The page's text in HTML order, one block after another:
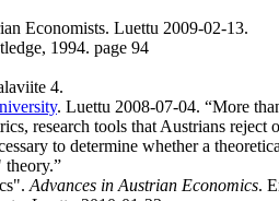
Economists. Luettu 2009-02-13.
1994. page 94
4.
. Luettu 2008-07-04. “More
research tools that Austrians
to determine whether a
theory.”
Advances in Austrian Economics.